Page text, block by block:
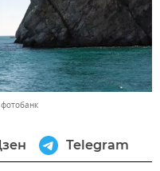
Telegram